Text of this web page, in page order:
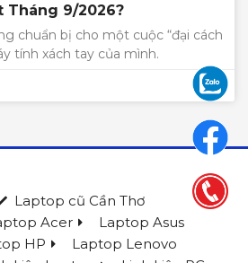
Tháng 9/2026?
chuẩn bị cho một cuộc “đại cách
tính xách tay của mình.
Laptop cũ Cần Thơ
Acer
Laptop Asus
HP
Laptop Lenovo